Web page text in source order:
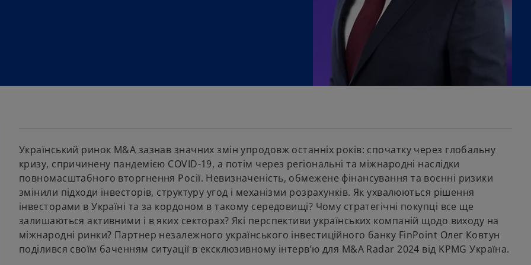
Український ринок M&A зазнав значних змін упродовж останніх років: спочатку через глобальну
кризу, спричинену пандемією COVID-19, а потім через регіональні та міжнародні наслідки
повномасштабного вторгнення Росії. Невизначеність, обмежене фінансування та воєнні ризики
змінили підходи інвесторів, структуру угод і механізми розрахунків. Як ухвалюються рішення
інвесторами в Україні та за кордоном в такому середовищі? Чому стратегічні покупці все ще
залишаються активними і в яких секторах? Які перспективи українських компаній щодо виходу на
міжнародні ринки? Партнер незалежного українського інвестиційного банку FinPoint Олег Ковтун
поділився своїм баченням ситуації в ексклюзивному інтерв’ю для M&A Radar 2024 від KPMG Україна.